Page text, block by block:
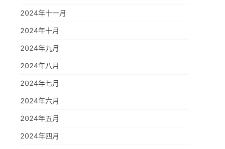
2024年十一月
2024年十月
2024年九月
2024年八月
2024年七月
2024年六月
2024年五月
2024年四月